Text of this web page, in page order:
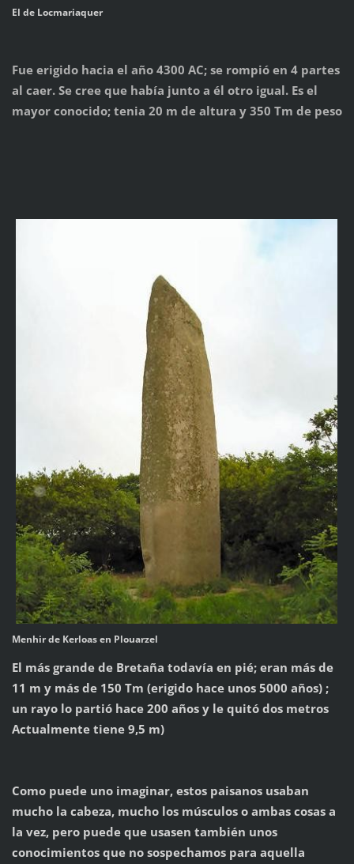
El de Locmariaquer
Fue erigido hacia el año 4300 AC; se rompió en 4 partes
al caer. Se cree que había junto a él otro igual. Es el
mayor conocido; tenia 20 m de altura y 350 Tm de peso
Menhir de Kerloas en Plouarzel
El más grande de Bretaña todavía en pié; eran más de
11 m y más de 150 Tm (erigido hace unos 5000 años) ;
un rayo lo partió hace 200 años y le quitó dos metros
Actualmente tiene 9,5 m)
Como puede uno imaginar, estos paisanos usaban
mucho la cabeza, mucho los músculos o ambas cosas a
la vez, pero puede que usasen también unos
conocimientos que no sospechamos para aquella